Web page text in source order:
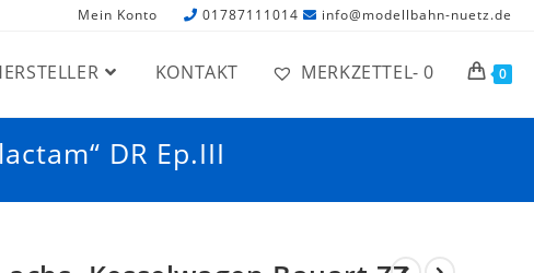
Mein Konto 01787111014 info@modellbahn-nuetz.de
KONTAKT MERKZETTEL- 0 0
DR Ep.III